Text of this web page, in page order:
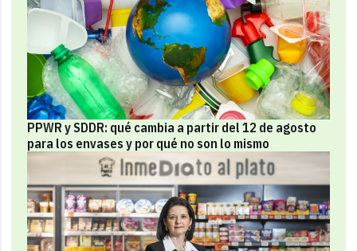
PPWR y SDDR: qué cambia a partir del 12 de agosto
para los envases y por qué no son lo mismo